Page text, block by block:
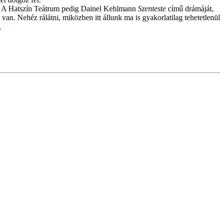
Hatszín Teátrum pedig Dainel Kehlmann Szenteste című drámáját,
Nehéz rálátni, miközben itt állunk ma is gyakorlatilag tehetetlenül